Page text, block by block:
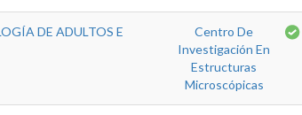
DE ADULTOS E
Centro De
Investigación En
Estructuras
Microscópicas